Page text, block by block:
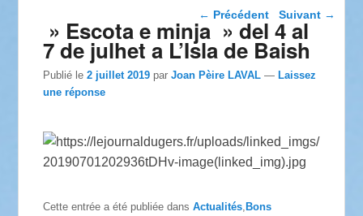
Navigation dans les
articles
← Précédent Suivant →
» Escota e minja » del 4 al
7 de julhet a L’Isla de Baish
Publié le2 juillet 2019 parJoan Pèire LAVAL —Laissez
une réponse
Cette entrée a été publiée dansActualités Bons